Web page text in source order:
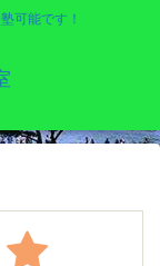
可能です！